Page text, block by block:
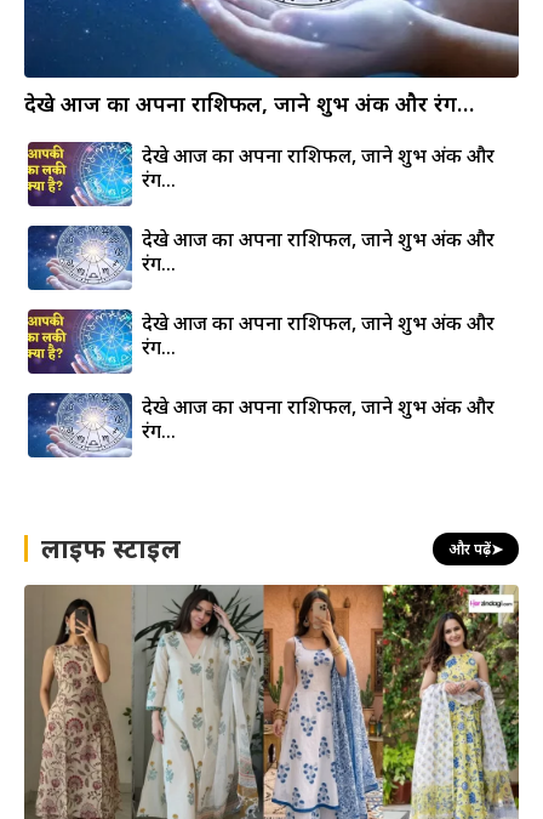
देखे आज का अपना राशिफल, जाने शुभ अंक और रंग…
देखे आज का अपना राशिफल, जाने शुभ अंक और
रंग…
देखे आज का अपना राशिफल, जाने शुभ अंक और
रंग…
देखे आज का अपना राशिफल, जाने शुभ अंक और
रंग…
देखे आज का अपना राशिफल, जाने शुभ अंक और
रंग…
लाइफ स्टाइल और पढ़ें➤